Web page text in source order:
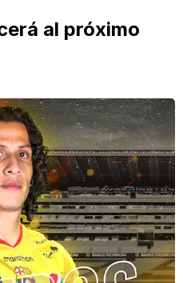
al próximo